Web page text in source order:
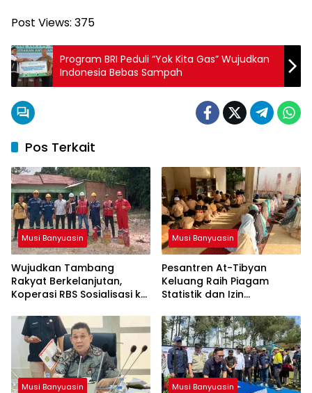
Post Views: 375
Program BRI Peduli “Yok Kita Gas” Wujudkan
Indonesia Bebas Sampah
Pos Terkait
Musi Banyuasin
Wujudkan Tambang
Rakyat Berkelanjutan,
Koperasi RBS Sosialisasi ke
GEP
Musi Banyuasin
Pesantren At-Tibyan
Keluang Raih Piagam
Statistik dan Izin
Kemenag RI
Musi Banyuasin Musi Banyuasin